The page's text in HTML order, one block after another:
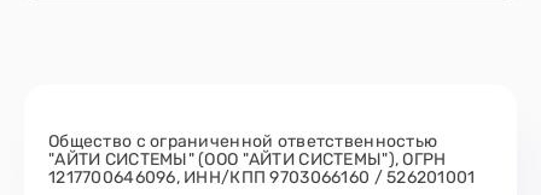
Общество с ограниченной ответственностью
"АЙТИ СИСТЕМЫ" (ООО "АЙТИ СИСТЕМЫ"), ОГРН
1217700646096, ИНН/КПП 9703066160 / 526201001